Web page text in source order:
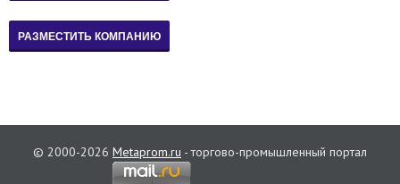
© 2000-2026 Metaprom.ru - торгово-промышленный портал